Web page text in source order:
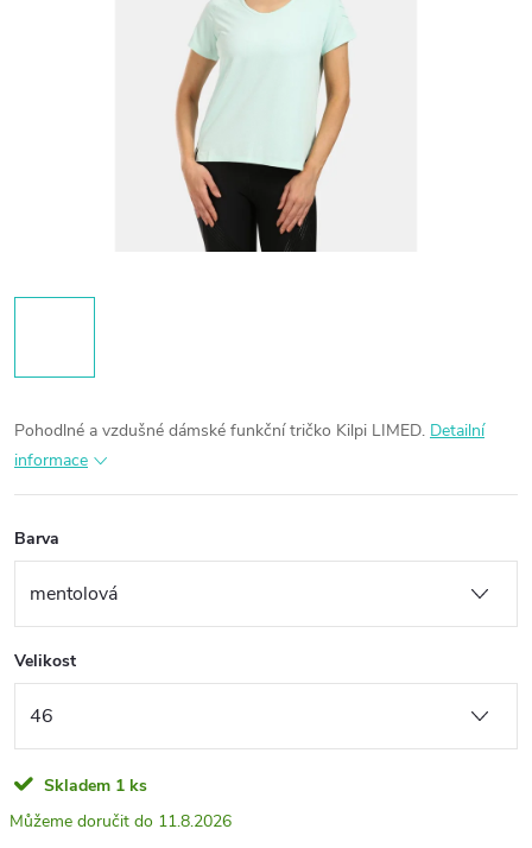
Pohodlné a vzdušné dámské funkční tričko Kilpi LIMED. Detailní
informace
Barva
Velikost
Skladem 1 ks
11.8.2026